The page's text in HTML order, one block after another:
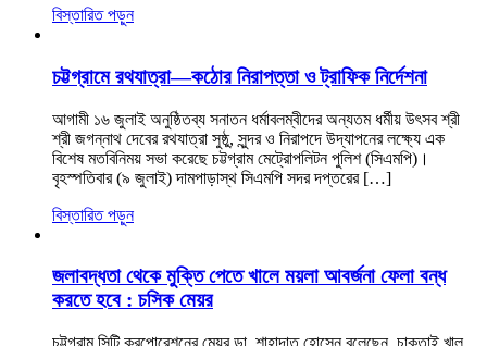
বিস্তারিত পড়ুন
চট্টগ্রামে রথযাত্রা—কঠোর নিরাপত্তা ও ট্রাফিক নির্দেশনা
আগামী ১৬ জুলাই অনুষ্ঠিতব্য সনাতন ধর্মাবলম্বীদের অন্যতম ধর্মীয় উৎসব শ্রী
শ্রী জগন্নাথ দেবের রথযাত্রা সুষ্ঠু, সুন্দর ও নিরাপদে উদ্‌যাপনের লক্ষ্যে এক
বিশেষ মতবিনিময় সভা করেছে চট্টগ্রাম মেট্রোপলিটন পুলিশ (সিএমপি)।
বৃহস্পতিবার (৯ জুলাই) দামপাড়াস্থ সিএমপি সদর দপ্তরের […]
বিস্তারিত পড়ুন
জলাবদ্ধতা থেকে মুক্তি পেতে খালে ময়লা আবর্জনা ফেলা বন্ধ
করতে হবে : চসিক মেয়র